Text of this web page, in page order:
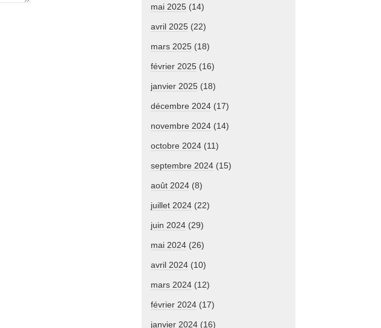
mai 2025 (14)
avril 2025 (22)
mars 2025 (18)
février 2025 (16)
janvier 2025 (18)
décembre 2024 (17)
novembre 2024 (14)
octobre 2024 (11)
septembre 2024 (15)
août 2024 (8)
juillet 2024 (22)
juin 2024 (29)
mai 2024 (26)
avril 2024 (10)
mars 2024 (12)
février 2024 (17)
janvier 2024 (16)